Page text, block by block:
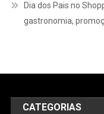
Dia dos Pais no
gastronomia,
CATEGORIAS